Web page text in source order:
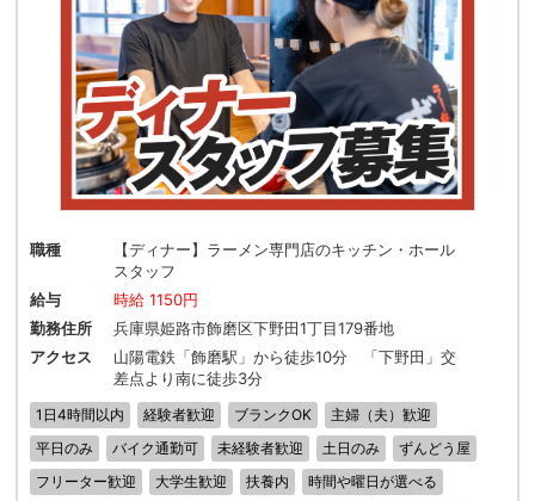
職種
【ディナー】ラーメン専門店のキッチン・ホール
スタッフ
給与
時給 1150円
勤務住所
兵庫県姫路市飾磨区下野田1丁目179番地
アクセス
山陽電鉄「飾磨駅」から徒歩10分 「下野田」交
差点より南に徒歩3分
1日4時間以内 経験者歓迎 ブランクOK
主婦（夫）歓迎
平日のみ
バイク通勤可 未経験者歓迎 土日のみ
ずんどう屋
フリーター歓迎
大学生歓迎 扶養内
時間や曜日が選べる